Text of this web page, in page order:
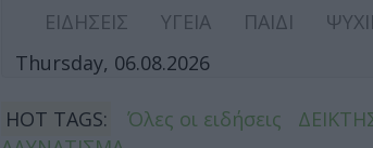
ΕΙΔΗΣΕΙΣ ΥΓΕΙΑ ΠΑΙΔΙ
Thursday, 06.08.2026
HOT TAGS: Όλες οι ειδήσεις